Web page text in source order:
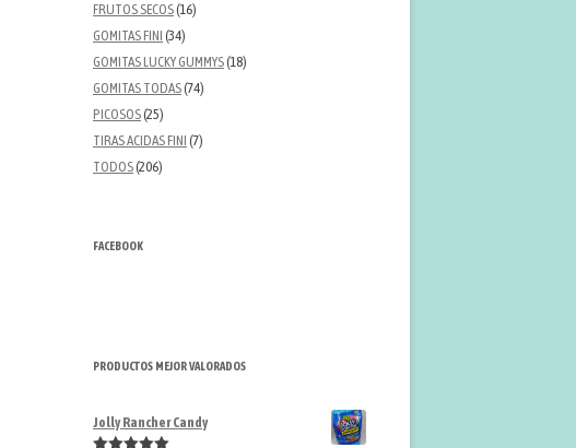
FRUTOS SECOS(16)
GOMITAS FINI (34)
GOMITAS LUCKY GUMMYS(18)
GOMITAS TODAS(74)
PICOSOS(25)
TIRAS ACIDAS FINI (7)
TODOS(206)
FACEBOOK
PRODUCTOS MEJOR VALORADOS
Jolly Rancher Candy